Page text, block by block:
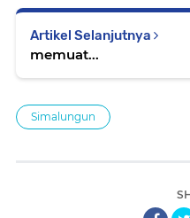
Artikel Selanjutnya
memuat...
Simalungun